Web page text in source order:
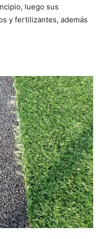
luego sus
y fertilizantes, además